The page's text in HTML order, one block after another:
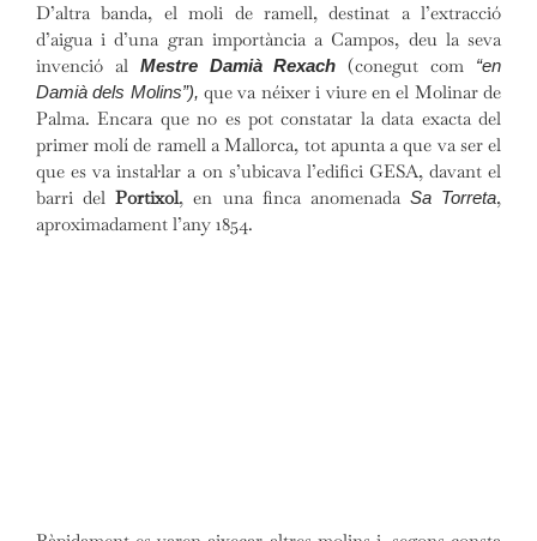
D’altra banda, el moli de ramell, destinat a l’extracció
d’aigua i d’una gran importància a Campos, deu la seva
invenció al Mestre Damià Rexach (conegut com
“en
Damià dels Molins”),que va néixer i viure en el Molinar de
Palma. Encara que no es pot constatar la data exacta del
primer molí de ramell a Mallorca, tot apunta a que va ser el
que es va instal·lar a on s’ubicava l’edifici GESA, davant el
barri delPortixol, en una finca anomenada Sa Torreta,
aproximadament l’any 1854.